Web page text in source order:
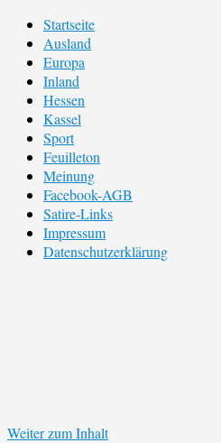
Startseite
Ausland
Europa
Inland
Hessen
Kassel
Sport
Feuilleton
Meinung
Facebook-AGB
Satire-Links
Impressum
Datenschutzerklärung
Weiter zum Inhalt